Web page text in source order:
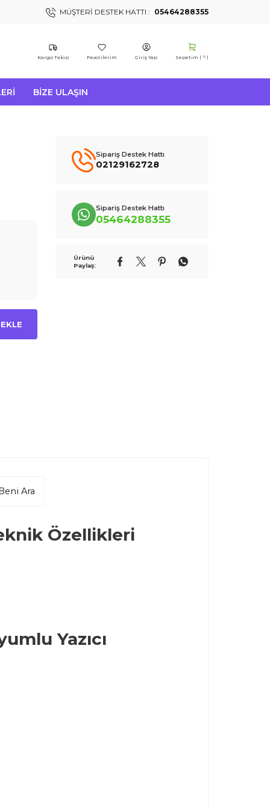
MÜŞTERI DESTEK HATTI : 05464288355
Kargo Takip Favorilerim Giriş Yap Sepetim ( 0 )
BIZE ULAŞIN
Sipariş Destek Hattı
02129162728
Sipariş Destek Hattı
05464288355
Ürünü
Paylaş:
Ara
Özellikleri
Yazıcı